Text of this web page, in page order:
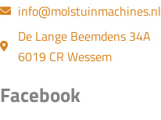
info@molstuinmachines.nl
De Lange Beemdens 34A
6019 CR Wessem
Facebook